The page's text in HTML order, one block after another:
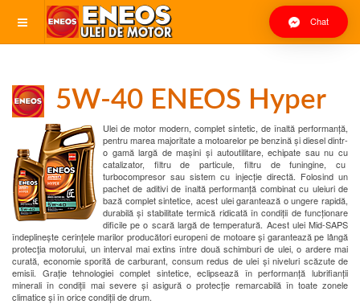
Chat
5W-40 ENEOS Hyper
Ulei de motor modern, complet sintetic, de înaltă performanță,
pentru marea majoritate a motoarelor pe benzină și diesel dintr-
o gamă largă de mașini și autoutilitare, echipate sau nu cu
catalizator, filtru de particule, filtru de funingine, cu
turbocompresor sau sistem cu injecție directă. Folosind un
pachet de aditivi de înaltă performanță combinat cu uleiuri de
bază complet sintetice, acest ulei garantează o ungere rapidă,
durabilă și stabilitate termică ridicată în condiții de funcționare
dificile pe o scară largă de temperatură. Acest ulei Mid-SAPS
îndeplinește cerințele marilor producători europeni de motoare și garantează pe lângă
protecţia motorului, un interval mai extins între două schimburi de ulei, o ardere mai
curată, economie sporită de carburant, consum redus de ulei și niveluri scăzute de
emisii. Grație tehnologiei complet sintetice, eclipsează în performanță lubrifianții
minerali în condiții mai severe și asigură o protecție remarcabilă în toate zonele
climatice și în orice condiții de drum.